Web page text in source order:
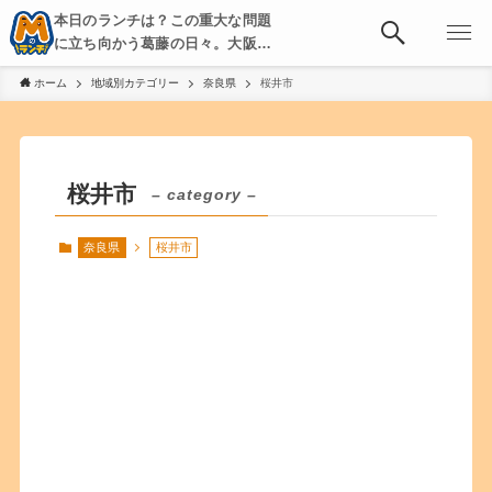
本日のランチは？この重大な問題
に立ち向かう葛藤の日々。大阪・
京都・神戸を中心とした食べ歩
き、飲み歩きを綴る。
ホーム 地域別カテゴリー 奈良県 桜井市
桜井市 – category –
奈良県 桜井市